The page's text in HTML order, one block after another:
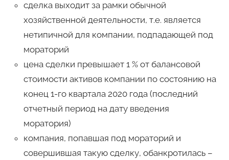
сделка выходит за рамки обычной
хозяйственной деятельности, т.е. является
нетипичной для компании, подпадающей под
мораторий
цена сделки превышает 1 % от балансовой
стоимости активов компании по состоянию на
конец 1-го квартала 2020 года (последний
отчетный период на дату введения
моратория)
компания, попавшая под мораторий и
совершившая такую сделку, обанкротилась –